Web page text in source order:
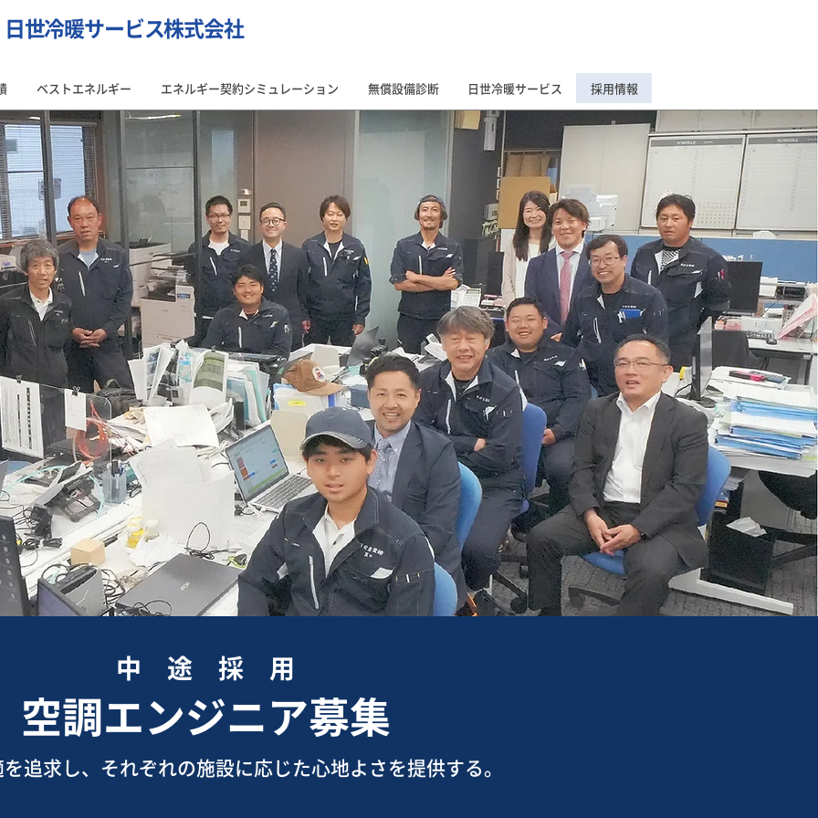
世冷暖サービス株式会社
ベストエネルギー エネルギー契約シミュレーション 無償設備診断 日世冷暖サービス 採用情報
中 途 採 用
空調エンジニア募集
追求し、それぞれの施設に応じた心地よさを提供する。